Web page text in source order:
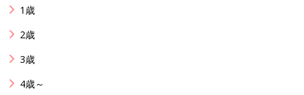
1歳
2歳
3歳
4歳～